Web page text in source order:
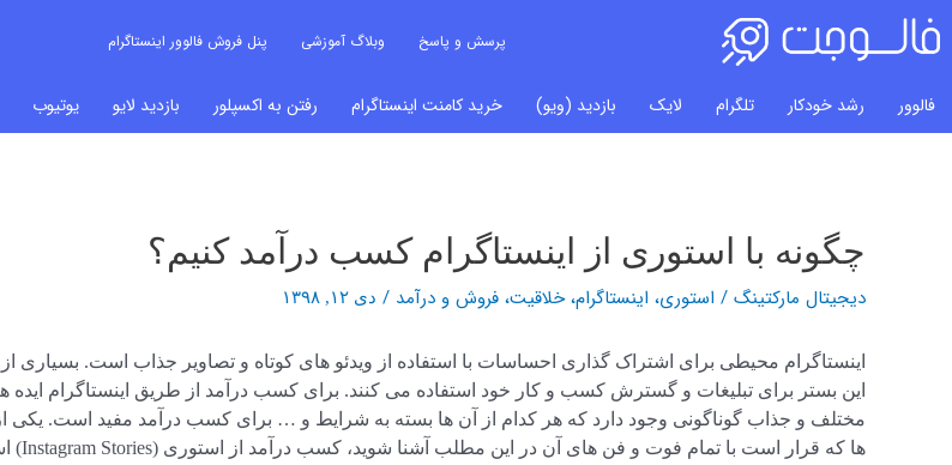
پرسش و پاسخ وبلاگ آموزشی پنل فروش فالوور اینستاگرام
فالوور رشد خودکار تلگرام لایک بازدید (ویو) خرید کامنت اینستاگرام رفتن به اکسپلور بازدید لایو یوتیوب
چگونه با استوری از اینستاگرام کسب درآمد کنیم؟
دیجیتال مارکتینگ / استوری، اینستاگرام، خلاقیت، فروش و درآمد / دی ۱۲, ۱۳۹۸
اینستاگرام محیطی برای اشتراک گذاری احساسات با استفاده از ویدئو های کوتاه و تصاویر جذاب است. بسیاری از
این بستر برای تبلیغات و گسترش کسب و کار خود استفاده می کنند. برای کسب درآمد از طریق اینستاگرام ایده
مختلف و جذاب گوناگونی وجود دارد که هر کدام از آن ها بسته به شرایط و … برای کسب درآمد مفید است. یکی
ها که قرار است با تمام فوت و فن های آن در این مطلب آشنا شوید، کسب درآمد از استوری (Instagram Stories) است.
راهبری
نوشته‌ها